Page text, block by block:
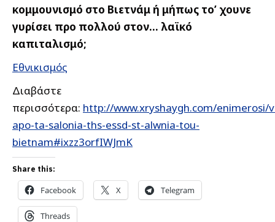
κομμουνισμό στο Βιετνάμ ή μήπως το’ χουνε
γυρίσει προ πολλού στον… λαϊκό
καπιταλισμό;
Εθνικισμός
Διαβάστε
περισσότερα: http://www.xryshaygh.com/enimerosi/
apo-ta-salonia-ths-essd-st-alwnia-tou-
bietnam#ixzz3orfIWJmK
Share this:
Facebook X Telegram
Threads